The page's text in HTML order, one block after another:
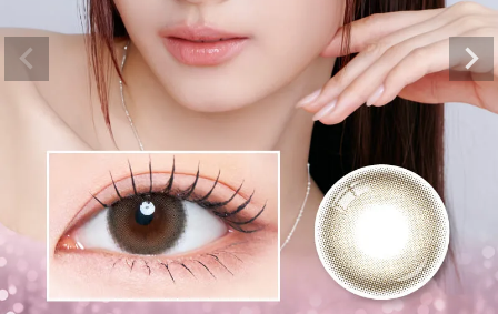
ラディリス マンスリー ミ
ラージュブルーム 14.2m
m
1,760 (税込)
配送方法について
発送について
お支払い方法について
お買い物ガイド